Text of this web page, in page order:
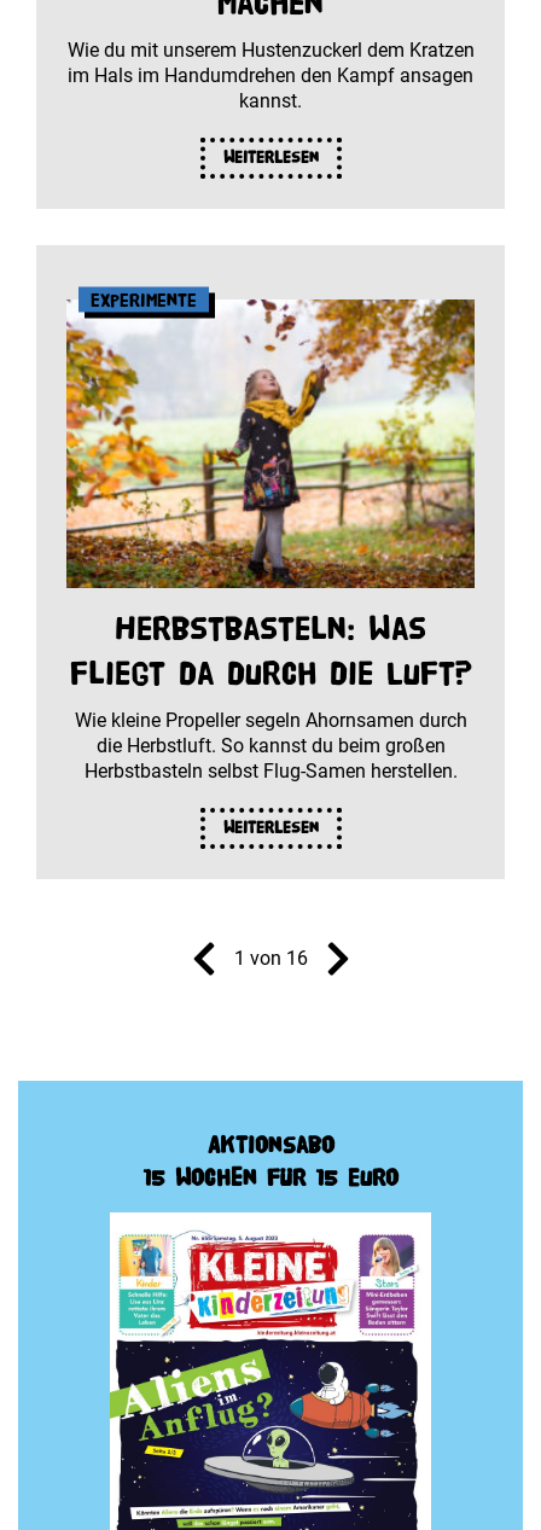
Wie du mit unserem Hustenzuckerl dem Kratzen
im Hals im Handumdrehen den Kampf ansagen
kannst.
Weiterlesen
Experimente
Herbstbasteln: Was
fliegt da durch die Luft?
Wie kleine Propeller segeln Ahornsamen durch
die Herbstluft. So kannst du beim großen
Herbstbasteln selbst Flug-Samen herstellen.
Weiterlesen
1 von 16
Aktionsabo
15 Wochen für 15 Euro